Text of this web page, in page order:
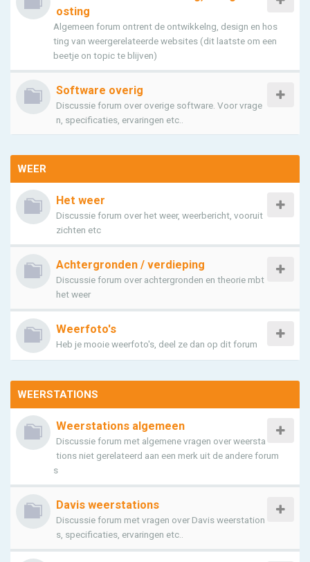
osting
Algemeen forum ontrent de ontwikkelng, design en hos
ting van weergerelateerde websites (dit laatste om een
beetje on topic te blijven)
Software overig
Discussie forum over overige software. Voor vrage
n, specificaties, ervaringen etc..
WEER
Het weer
Discussie forum over het weer, weerbericht, vooruit
zichten etc
Achtergronden / verdieping
Discussie forum over achtergronden en theorie mbt
het weer
Weerfoto's
Heb je mooie weerfoto's, deel ze dan op dit forum
WEERSTATIONS
Weerstations algemeen
Discussie forum met algemene vragen over weersta
tions niet gerelateerd aan een merk uit de andere forum
s
Davis weerstations
Discussie forum met vragen over Davis weerstation
s, specificaties, ervaringen etc..